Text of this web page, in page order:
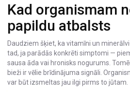
Kad organismam
papildu atbalsts
Daudziem šķiet, ka vitamīni un
tad, ja parādās konkrēti simptomi —
sausa āda vai hronisks nogurums.
bieži ir vēlie brīdinājuma signāli.
var būt izsmeltas jau ilgi pirms to jūtam.